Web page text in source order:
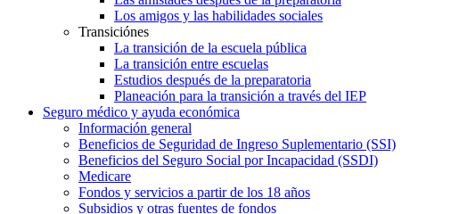
Los amigos y las habilidades sociales
Transiciónes
La transición de la escuela pública
La transición entre escuelas
Estudios después de la preparatoria
Planeación para la transición a través del IEP
Seguro médico y ayuda económica
Información general
Beneficios de Seguridad de Ingreso Suplementario (SSI)
Beneficios del Seguro Social por Incapacidad (SSDI)
Medicare
Fondos y servicios a partir de los 18 años
Subsidios y otras fuentes de fondos